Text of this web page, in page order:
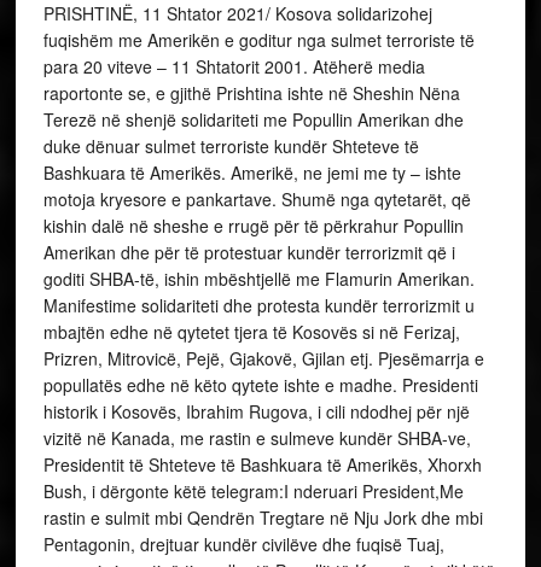
PRISHTINË, 11 Shtator 2021/ Kosova solidarizohej
fuqishëm me Amerikën e goditur nga sulmet terroriste të
para 20 viteve – 11 Shtatorit 2001. Atëherë media
raportonte se, e gjithë Prishtina ishte në Sheshin Nëna
Terezë në shenjë solidariteti me Popullin Amerikan dhe
duke dënuar sulmet terroriste kundër Shteteve të
Bashkuara të Amerikës. Amerikë, ne jemi me ty – ishte
motoja kryesore e pankartave. Shumë nga qytetarët, që
kishin dalë në sheshe e rrugë për të përkrahur Popullin
Amerikan dhe për të protestuar kundër terrorizmit që i
goditi SHBA-të, ishin mbështjellë me Flamurin Amerikan.
Manifestime solidariteti dhe protesta kundër terrorizmit u
mbajtën edhe në qytetet tjera të Kosovës si në Ferizaj,
Prizren, Mitrovicë, Pejë, Gjakovë, Gjilan etj. Pjesëmarrja e
popullatës edhe në këto qytete ishte e madhe. Presidenti
historik i Kosovës, Ibrahim Rugova, i cili ndodhej për një
vizitë në Kanada, me rastin e sulmeve kundër SHBA-ve,
Presidentit të Shteteve të Bashkuara të Amerikës, Xhorxh
Bush, i dërgonte këtë telegram:I nderuari President,Me
rastin e sulmit mbi Qendrën Tregtare në Nju Jork dhe mbi
Pentagonin, drejtuar kundër civilëve dhe fuqisë Tuaj,